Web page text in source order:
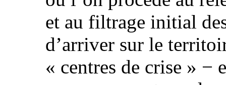
et au filtrage initial
d’arriver sur le
« centres de crise » −